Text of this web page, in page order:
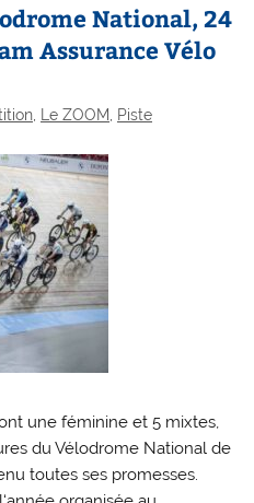
National, 24
Assurance Vélo
Le ZOOM Piste
une féminine et 5 mixtes,
du Vélodrome National de
toutes ses promesses.